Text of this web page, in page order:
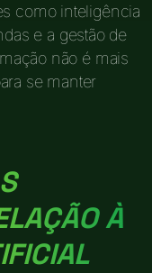
como inteligência
e a gestão de
não é mais
se manter
À